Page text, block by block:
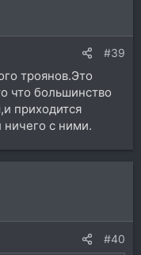
#39
троянов.Это
что большинство
приходится
с ними.
#40